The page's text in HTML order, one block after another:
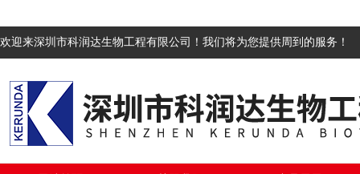
欢迎来深圳市科润达生物工程有限公司！我们将为您提供周到的服务！